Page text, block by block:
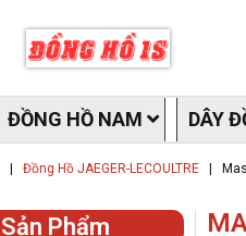
ĐỒNG HỒ NAM DÂY
Đồng Hồ JAEGER-LECOULTRE
Phẩm